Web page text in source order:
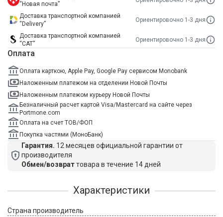
“Новая почта”
Доставка транспортной компанией
“Delivery”
Ориентировочно 1-3 дня
Доставка транспортной компанией
“САТ”
Ориентировочно 1-3 дня
Оплата
Оплата карткою, Apple Pay, Google Pay сервисом Monobank
Наложенным платежом на отделении Новой Почты
Наложенным платежом курьеру Новой Почты
Безналичный расчет картой Visa/Mastercard на сайте через
Portmone.com
Оплата на счет ТОВ/ФОП
Покупка частями (МоноБанк)
Гарантия. 12 месяцев официальной гарантии от
производителя
Обмен/возвраттовара в течение 14 дней
Характеристики
Страна производитель